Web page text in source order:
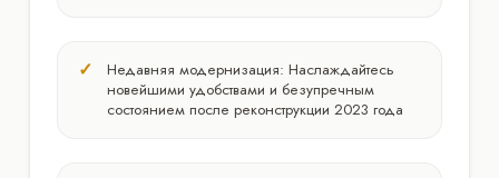
Недавняя модернизация: Наслаждайтесь
новейшими удобствами и безупречным
состоянием после реконструкции 2023 года